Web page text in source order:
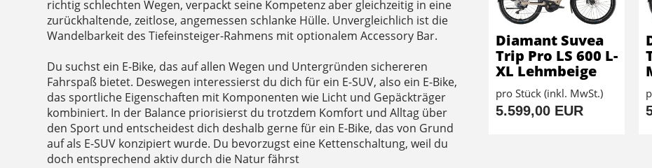
richtig schlechten Wegen, verpackt seine Kompetenz aber gleichzeitig in eine
zurückhaltende, zeitlose, angemessen schlanke Hülle. Unvergleichlich ist die
Wandelbarkeit des Tiefeinsteiger-Rahmens mit optionalem Accessory Bar.
Du suchst ein E-Bike, das auf allen Wegen und Untergründen sichereren
Fahrspaß bietet. Deswegen interessierst du dich für ein E-SUV, also ein E-Bike,
das sportliche Eigenschaften mit Komponenten wie Licht und Gepäckträger
kombiniert. In der Balance priorisierst du trotzdem Komfort und Alltag über
den Sport und entscheidest dich deshalb gerne für ein E-Bike, das von Grund
auf als E-SUV konzipiert wurde. Du bevorzugst eine Kettenschaltung, weil du
doch entsprechend aktiv durch die Natur fährst
Diamant Suvea
Trip Pro LS 600 L-
XL Lehmbeige
pro Stück (inkl. MwSt.)
5.599,00 EUR